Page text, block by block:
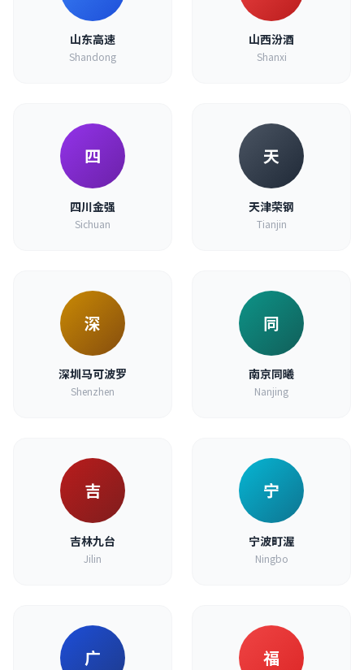
山东高速
Shandong
山西汾酒
Shanxi
四
四川金强
Sichuan
天
天津荣钢
Tianjin
深
深圳马可波罗
Shenzhen
同
南京同曦
Nanjing
吉
吉林九台
Jilin
宁
宁波町渥
Ningbo
广 福